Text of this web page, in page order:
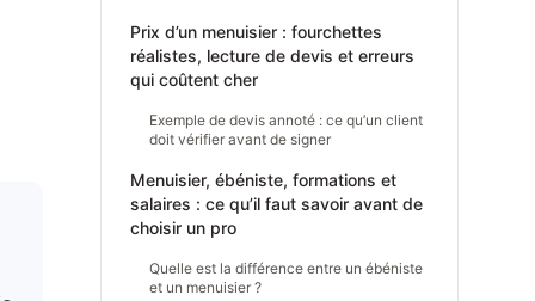
Prix d’un menuisier : fourchettes
réalistes, lecture de devis et erreurs
qui coûtent cher
Exemple de devis annoté : ce qu’un client
doit vérifier avant de signer
Menuisier, ébéniste, formations et
salaires : ce qu’il faut savoir avant de
choisir un pro
Quelle est la différence entre un ébéniste
et un menuisier ?